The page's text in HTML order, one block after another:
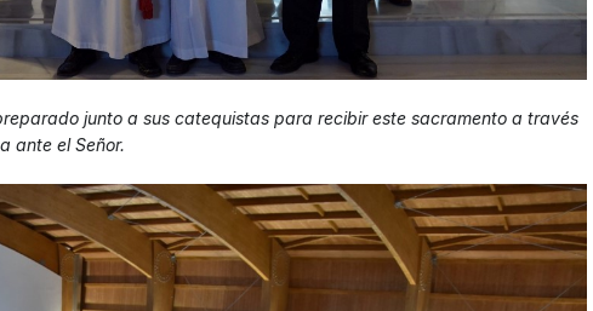
junto a sus catequistas para recibir este sacramento a través
ante el Señor.